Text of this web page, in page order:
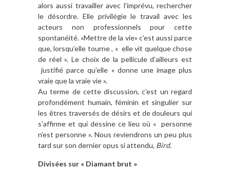
alors aussi travailler avec l’imprévu, rechercher
le désordre. Elle privilégie le travail avec les
acteurs non professionnels pour cette
spontanéité. «Mettre de la vie» c’est aussi parce
que, lorsqu’elle tourne , « elle vit quelque chose
de réel ». Le choix de la pellicule d’ailleurs est
justifié parce qu’elle « donne une image plus
vraie que la vraie vie ».
Au terme de cette discussion, c’est un regard
profondément humain, féminin et singulier sur
les êtres traversés de désirs et de douleurs qui
s’affirme et qui dessine ce lieu où « personne
n’est personne ». Nous reviendrons un peu plus
tard sur son dernier opus si attendu, Bird.
Divisées sur « Diamant brut »